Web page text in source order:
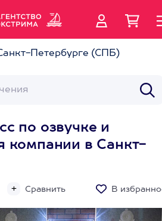
Петербурге (СПБ)
по озвучке и
компании в Санкт-
Сравнить В